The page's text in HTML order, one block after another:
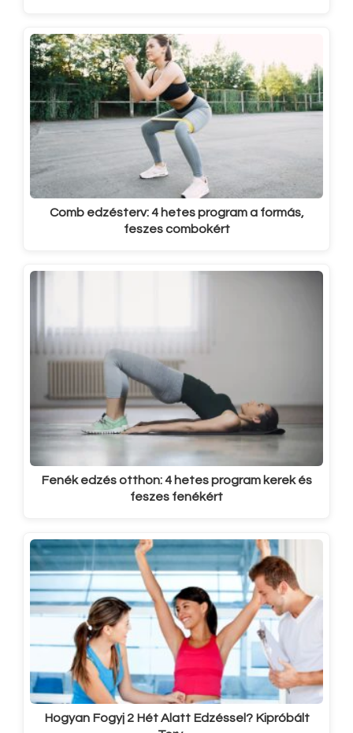
Comb edzésterv: 4 hetes program a formás,
feszes combokért
Fenék edzés otthon: 4 hetes program kerek és
feszes fenékért
Hogyan Fogyj 2 Hét Alatt Edzéssel? Kipróbált